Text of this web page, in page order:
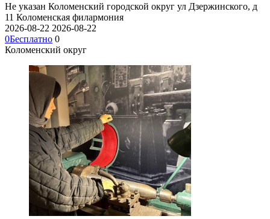
Не указан Коломенский городской округ ул Дзержинского, д
11 Коломенская филармония
2026-08-22 2026-08-22
0Бесплатно 0
Коломенский округ